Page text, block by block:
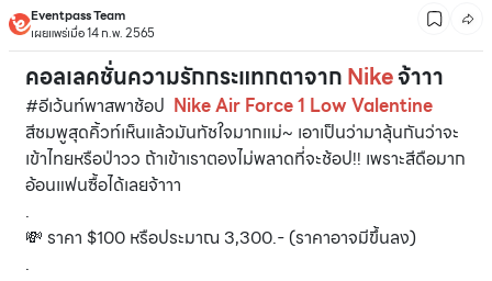
Eventpass Team
เผยแพร่เมื่อ 14 ก.พ. 2565
คอลเลคชั่นความรักกระแทกตาจากNikeจ้าาา
#อีเว้นท์พาสพาช้อป Nike Air Force 1 Low Valentine
สีชมพูสุดคิ้วท์เห็นแล้วมันทัชใจมากแม่~ เอาเป็นว่ามาลุ้นกันว่าจะ
เข้าไทยหรือป่าวว ถ้าเข้าเราตองไม่พลาดที่จะช้อป!! เพราะสีดือมาก
อ้อนแฟนซื้อได้เลยจ้าาา
.
💸 ราคา $100 หรือประมาณ 3,300.- (ราคาอาจมีขึ้นลง)
.